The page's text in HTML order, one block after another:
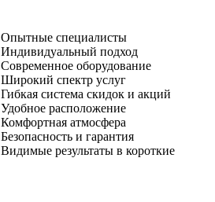
Опытные специалисты
Индивидуальный подход
Современное оборудование
Широкий спектр услуг
Гибкая система скидок и акций
Удобное расположение
Комфортная атмосфера
Безопасность и гарантия
Видимые результаты в короткие